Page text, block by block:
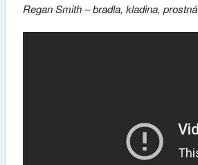
Regan Smith – bradla, kladina, prostná